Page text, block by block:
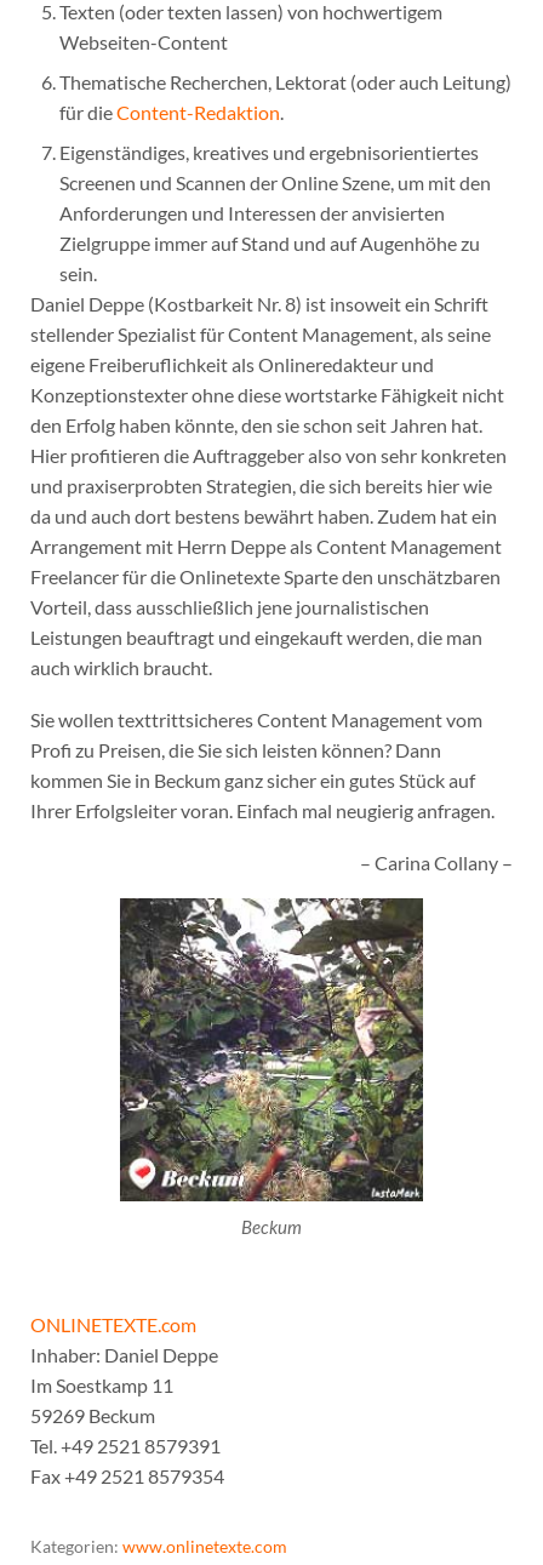
Texten (oder texten lassen) von hochwertigem
Webseiten-Content
Thematische Recherchen, Lektorat (oder auch Leitung)
für dieContent-Redaktion.
Eigenständiges, kreatives und ergebnisorientiertes
Screenen und Scannen der Online Szene, um mit den
Anforderungen und Interessen der anvisierten
Zielgruppe immer auf Stand und auf Augenhöhe zu
sein.
Daniel Deppe (Kostbarkeit Nr. 8) ist insoweit ein Schrift
stellender Spezialist für Content Management, als seine
eigene Freiberuflichkeit als Onlineredakteur und
Konzeptionstexter ohne diese wortstarke Fähigkeit nicht
den Erfolg haben könnte, den sie schon seit Jahren hat.
Hier profitieren die Auftraggeber also von sehr konkreten
und praxiserprobten Strategien, die sich bereits hier wie
da und auch dort bestens bewährt haben. Zudem hat ein
Arrangement mit Herrn Deppe als Content Management
Freelancer für die Onlinetexte Sparte den unschätzbaren
Vorteil, dass ausschließlich jene journalistischen
Leistungen beauftragt und eingekauft werden, die man
auch wirklich braucht.
Sie wollen texttrittsicheres Content Management vom
Profi zu Preisen, die Sie sich leisten können? Dann
kommen Sie in Beckum ganz sicher ein gutes Stück auf
Ihrer Erfolgsleiter voran. Einfach mal neugierig anfragen.
– Carina Collany –
Beckum
ONLINETEXTE.com
Inhaber: Daniel Deppe
Im Soestkamp 11
59269 Beckum
Tel. +49 2521 8579391
Fax +49 2521 8579354
Kategorien: www.onlinetexte.com